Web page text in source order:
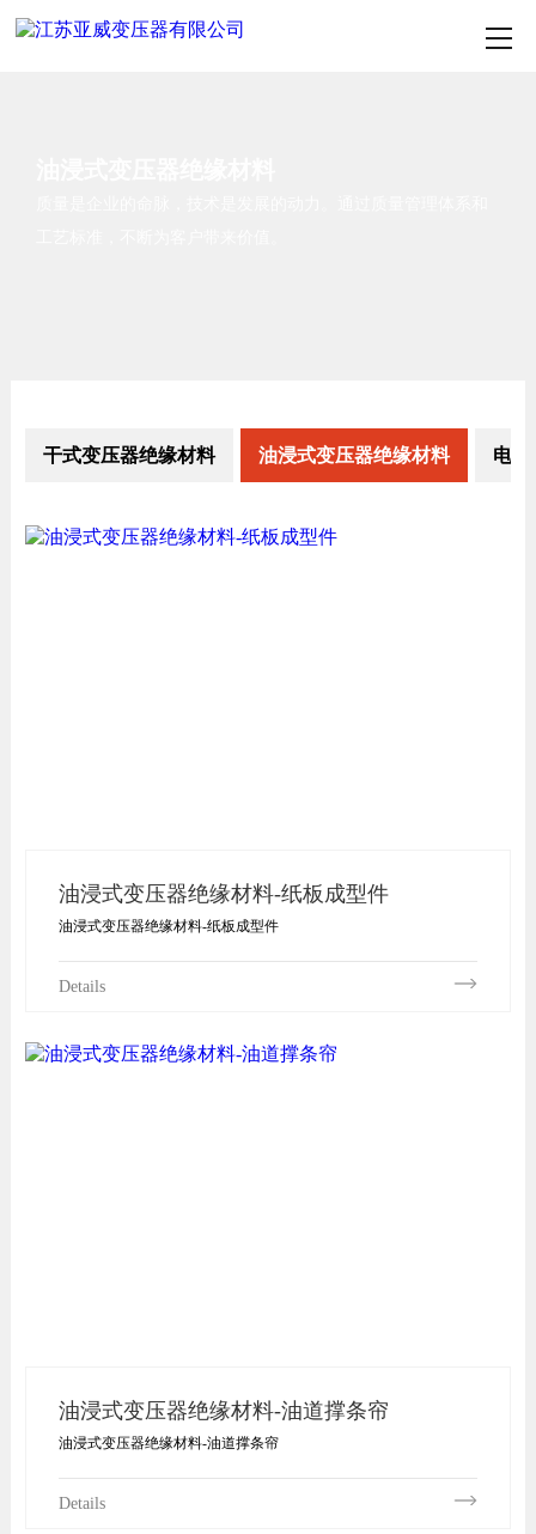
干式变压器绝缘材料 油浸式变压器绝缘材料 电磁
油浸式变压器绝缘材料-纸板成型件
油浸式变压器绝缘材料-纸板成型件
Details
油浸式变压器绝缘材料-油道撑条帘
油浸式变压器绝缘材料-油道撑条帘
Details